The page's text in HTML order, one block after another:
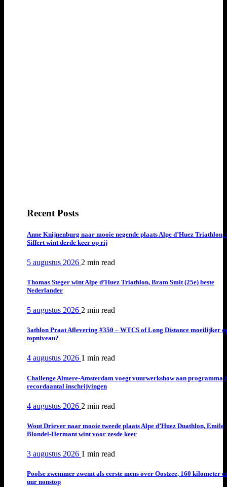
Recent Posts
Anne Knijnenburg naar mooie negende plaats Alpe d’Huez Triathlon,
Siffert wint derde keer op rij
5 augustus 2026 2 min read
Thomas Steger wint Alpe d’Huez Triathlon, Bram Smit (25e) beste
Nederlander
5 augustus 2026 2 min read
3athlon Praat Aflevering #350 – WTCS of Long Distance moeilijker
topniveau?
4 augustus 2026 1 min read
Challenge Almere-Amsterdam voegt vuurwerkshow aan programma
recordaantal inschrijvingen
4 augustus 2026 2 min read
Wout Driever naar mooie tweede plaats Alpe d’Huez Duathlon, Emile
Blondel-Hermant wint voor zesde keer
3 augustus 2026 1 min read
Poolse zwemmer zwemt als eerste mens over Oostzee, 160 kilometer
uur nonstop